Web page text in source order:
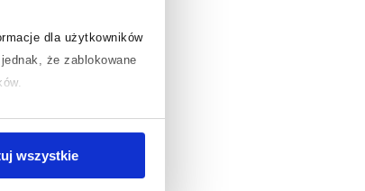
dla użytkowników
że zablokowane
wszystkie